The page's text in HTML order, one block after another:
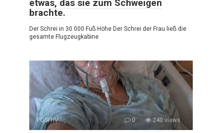
etwas, das sie zum Schweigen
brachte.
Der Schrei in 30.000 Fuß Höhe Der Schrei der Frau ließ die
gesamte Flugzeugkabine
POSITIV 0 240 views